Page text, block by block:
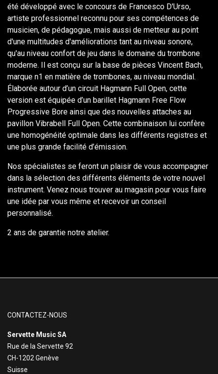
été développé avec le concours de Francesco D'Urso,
artiste professionnel reconnu pour ses compétences de
musicien, de pédagogue, mais aussi de metteur au point
d'une multitudes d'améliorations tant au niveau sonore,
qu'au niveau confort de jeu dans le domaine du trombone
moderne. Il est conçu sur la base de pièces Vincent Bach,
marque n1 en matière de trombones, au niveau mondial.
Élaborée autour d’un circuit Hagmann Full Open, cette
version est équipée d’un barillet Hagmann Free Flow
Progressive Bore ainsi que des nouvelles attaches au
pavillon Vibrabell Full Open. Cette combinaison lui confère
une homogénéité optimale dans les différents registres et
une plus grande facilité d’émission.
Nos spécialistes se feront un plaisir de vous accompagner
dans la sélection des différents éléments de votre nouvel
instrument. Venez nous trouver au magasin pour vous faire
une idée par vous même et recevoir un conseil
personnalisé.
2 ans de garantie notre atelier.
CONTACTEZ-NOUS
Servette Music SA
Rue de la Servette 92
CH-1202 Genève
Suisse